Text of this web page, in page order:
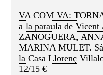
VA COM VA:
a la paraula de
ZANOGUERA,
MARINA MULET.
la Casa Llorenç
12/15 €